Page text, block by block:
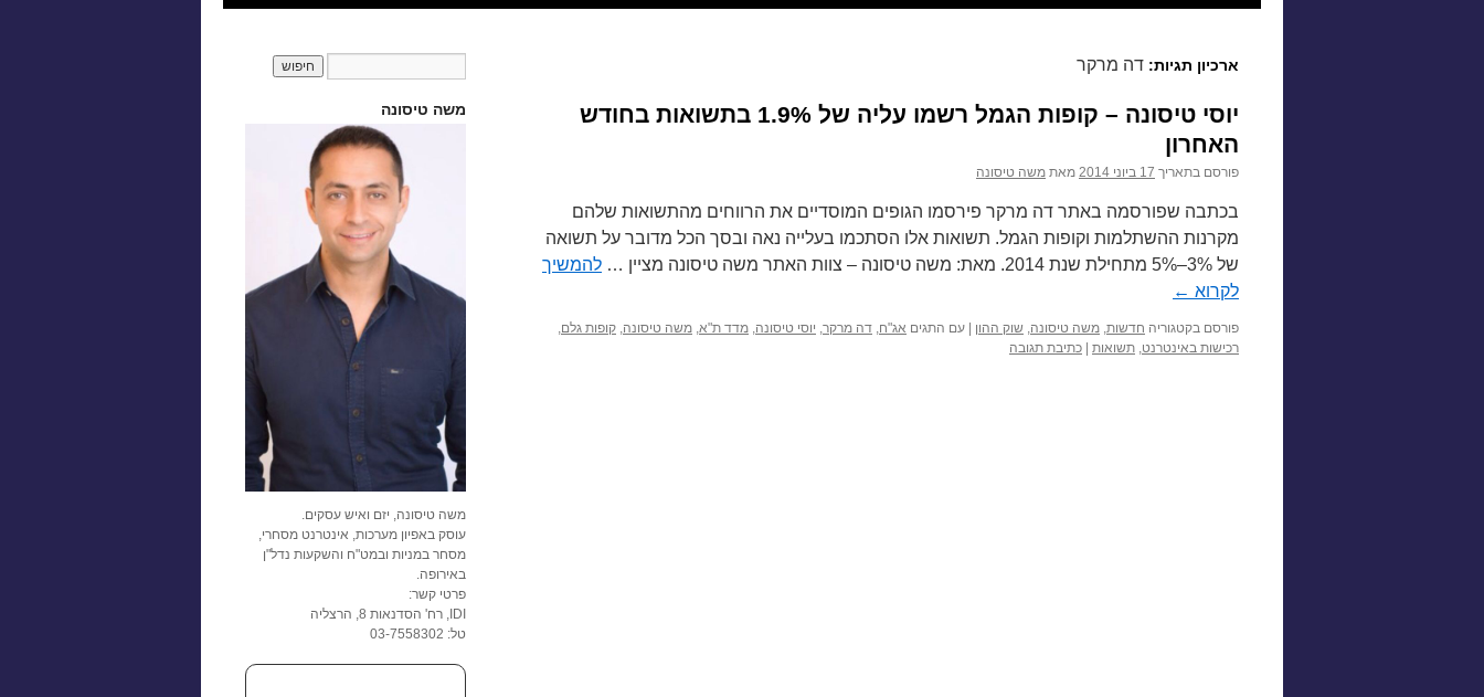
ארכיון תגיות: דה מרקר
יוסי טיסונה – קופות הגמל רשמו עליה של 1.9% בתשואות בחודש
האחרון
פורסם בתאריך 17 ביוני 2014 מאת משה טיסונה
בכתבה שפורסמה באתר דה מרקר פירסמו הגופים המוסדיים את הרווחים מהתשואות שלהם
מקרנות ההשתלמות וקופות הגמל. תשואות אלו הסתכמו בעלייה נאה ובסך הכל מדובר על תשואה
של 3%–5% מתחילת שנת 2014. מאת: משה טיסונה – צוות האתר משה טיסונה מציין …
להמשיך
לקרוא ←
פורסם בקטגוריה חדשות, משה טיסונה, שוק ההון עם התגים אג"ח, דה מרקר, יוסי טיסונה, מדד ת"א, משה טיסונה, קופות גלם,
רכישות באינטרנט, תשואות כתיבת תגובה
משה טיסונה
משה טיסונה, יזם ואיש עסקים.
עוסק באפיון מערכות, אינטרנט מסחרי,
מסחר במניות ובמט"ח והשקעות נדל"ן
באירופה.
פרטי קשר:
IDI, רח' הסדנאות 8, הרצליה
טל: 03-7558302